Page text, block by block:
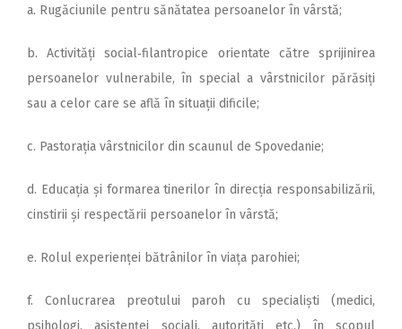
a. Rugăciunile pentru sănătatea persoanelor în vârstă;
b. Activități social‑filantropice orientate către sprijinirea
persoanelor vulnerabile, în special a vârstnicilor părăsiți
sau a celor care se află în situații dificile;
c. Pastorația vârstnicilor din scaunul de Spovedanie;
d. Educația și formarea tinerilor în direcția responsabilizării,
cinstirii și respectării persoanelor în vârstă;
e. Rolul experienței bătrânilor în viața parohiei;
f. Conlucrarea preotului paroh cu specialiști (medici,
psihologi, asistenței sociali, autorități etc.) în scopul